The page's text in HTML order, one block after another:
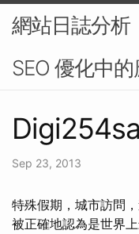
網站日誌分析
SEO 優化中
Sep 23, 2013
特殊假期，城市訪問
被正確地認為是世界